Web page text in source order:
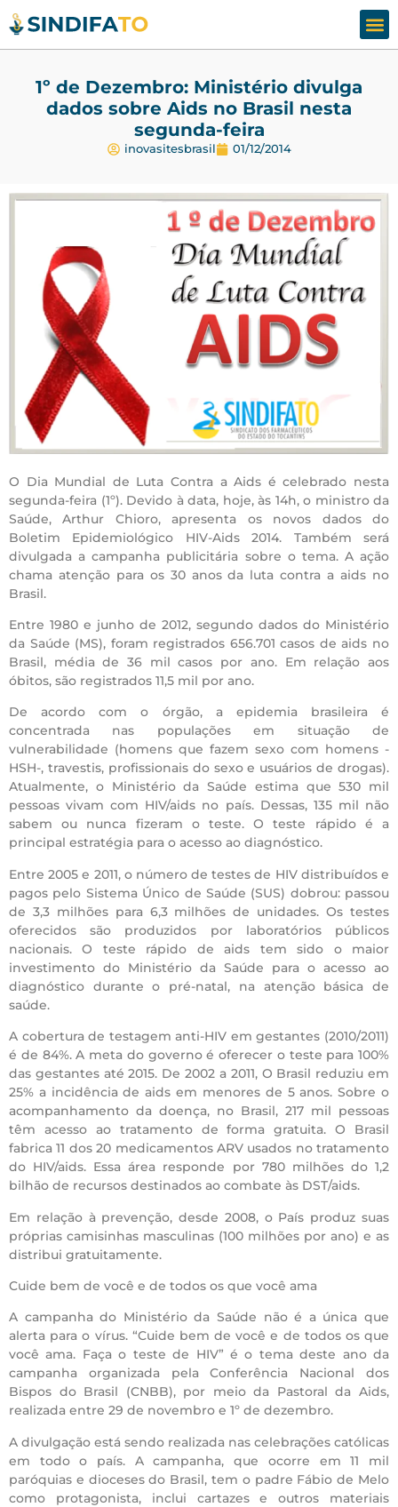
1º de Dezembro: Ministério divulga
dados sobre Aids no Brasil nesta
segunda-feira
inovasitesbrasil 01/12/2014
O Dia Mundial de Luta Contra a Aids é celebrado nesta
segunda-feira (1º). Devido à data, hoje, às 14h, o ministro da
Saúde, Arthur Chioro, apresenta os novos dados do
Boletim Epidemiológico HIV-Aids 2014. Também será
divulgada a campanha publicitária sobre o tema. A ação
chama atenção para os 30 anos da luta contra a aids no
Brasil.
Entre 1980 e junho de 2012, segundo dados do Ministério
da Saúde (MS), foram registrados 656.701 casos de aids no
Brasil, média de 36 mil casos por ano. Em relação aos
óbitos, são registrados 11,5 mil por ano.
De acordo com o órgão, a epidemia brasileira é
concentrada nas populações em situação de
vulnerabilidade (homens que fazem sexo com homens -
HSH-, travestis, profissionais do sexo e usuários de drogas).
Atualmente, o Ministério da Saúde estima que 530 mil
pessoas vivam com HIV/aids no país. Dessas, 135 mil não
sabem ou nunca fizeram o teste. O teste rápido é a
principal estratégia para o acesso ao diagnóstico.
Entre 2005 e 2011, o número de testes de HIV distribuídos e
pagos pelo Sistema Único de Saúde (SUS) dobrou: passou
de 3,3 milhões para 6,3 milhões de unidades. Os testes
oferecidos são produzidos por laboratórios públicos
nacionais. O teste rápido de aids tem sido o maior
investimento do Ministério da Saúde para o acesso ao
diagnóstico durante o pré-natal, na atenção básica de
saúde.
A cobertura de testagem anti-HIV em gestantes (2010/2011)
é de 84%. A meta do governo é oferecer o teste para 100%
das gestantes até 2015. De 2002 a 2011, O Brasil reduziu em
25% a incidência de aids em menores de 5 anos. Sobre o
acompanhamento da doença, no Brasil, 217 mil pessoas
têm acesso ao tratamento de forma gratuita. O Brasil
fabrica 11 dos 20 medicamentos ARV usados no tratamento
do HIV/aids. Essa área responde por 780 milhões do 1,2
bilhão de recursos destinados ao combate às DST/aids.
Em relação à prevenção, desde 2008, o País produz suas
próprias camisinhas masculinas (100 milhões por ano) e as
distribui gratuitamente.
Cuide bem de você e de todos os que você ama
A campanha do Ministério da Saúde não é a única que
alerta para o vírus. “Cuide bem de você e de todos os que
você ama. Faça o teste de HIV” é o tema deste ano da
campanha organizada pela Conferência Nacional dos
Bispos do Brasil (CNBB), por meio da Pastoral da Aids,
realizada entre 29 de novembro e 1º de dezembro.
A divulgação está sendo realizada nas celebrações católicas
em todo o país. A campanha, que ocorre em 11 mil
paróquias e dioceses do Brasil, tem o padre Fábio de Melo
como protagonista, inclui cartazes e outros materiais